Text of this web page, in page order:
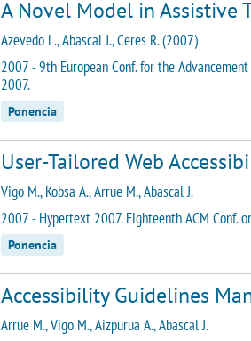
A Novel Model in Assistive
Azevedo L., Abascal J., Ceres R. (2007)
2007 - 9th European Conf. for the
2007.
Ponencia
User-Tailored Web
Vigo M., Kobsa A., Arrue M., Abascal J.
2007 - Hypertext 2007. Eighteenth ACM Conf.
Ponencia
Accessibility Guidelines
Arrue M., Vigo M., Aizpurua A., Abascal J.